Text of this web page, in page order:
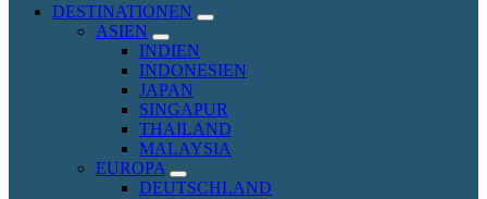
DESTINATIONEN
expand
ASIEN
expand
child
menu
INDIEN
INDONESIEN
JAPAN
SINGAPUR
THAILAND
MALAYSIA
EUROPA
expand
DEUTSCHLAND